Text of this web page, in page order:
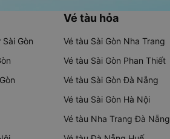
Gòn
Vé tàu hỏa
Vé tàu Sài Gòn Nha Trang
Vé tàu Sài Gòn Phan Thiết
Vé tàu Sài Gòn Đà Nẵng
Vé tàu Sài Gòn Hà Nội
Vé tàu Nha Trang Đà Nẵng